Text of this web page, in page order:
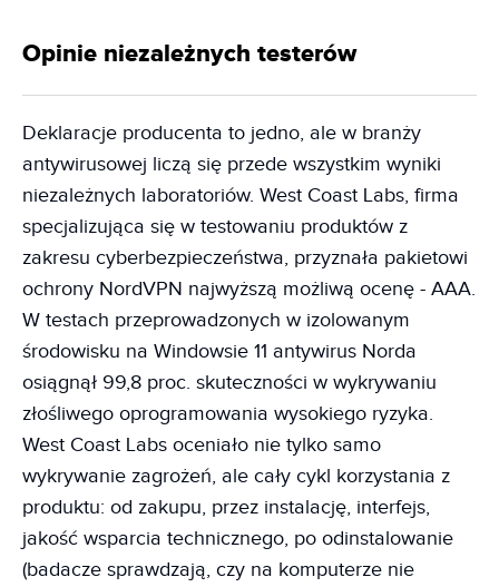
Opinie niezależnych testerów
Deklaracje producenta to jedno, ale w branży
antywirusowej liczą się przede wszystkim wyniki
niezależnych laboratoriów. West Coast Labs, firma
specjalizująca się w testowaniu produktów z
zakresu cyberbezpieczeństwa, przyznała pakietowi
ochrony NordVPN najwyższą możliwą ocenę - AAA.
W testach przeprowadzonych w izolowanym
środowisku na Windowsie 11 antywirus Norda
osiągnął 99,8 proc. skuteczności w wykrywaniu
złośliwego oprogramowania wysokiego ryzyka.
West Coast Labs oceniało nie tylko samo
wykrywanie zagrożeń, ale cały cykl korzystania z
produktu: od zakupu, przez instalację, interfejs,
jakość wsparcia technicznego, po odinstalowanie
(badacze sprawdzają, czy na komputerze nie